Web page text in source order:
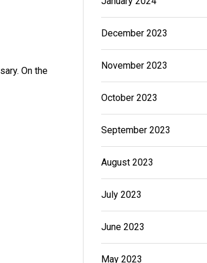
On the
December 2023
November 2023
October 2023
September 2023
August 2023
July 2023
June 2023
May 2023